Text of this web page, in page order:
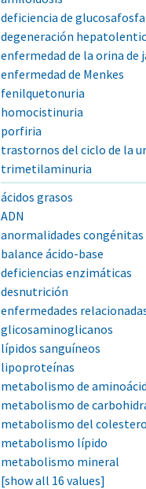
deficiencia de
degeneración
enfermedad de la orina de
enfermedad de Menkes
fenilquetonuria
homocistinuria
porfiria
trastornos del ciclo de la
trimetilaminuria
ácidos grasos
ADN
anormalidades congénitas
balance ácido-base
deficiencias enzimáticas
desnutrición
enfermedades
glicosaminoglicanos
lípidos sanguíneos
lipoproteínas
metabolismo de
metabolismo de
metabolismo del
metabolismo lípido
metabolismo mineral
[show all 16 values]